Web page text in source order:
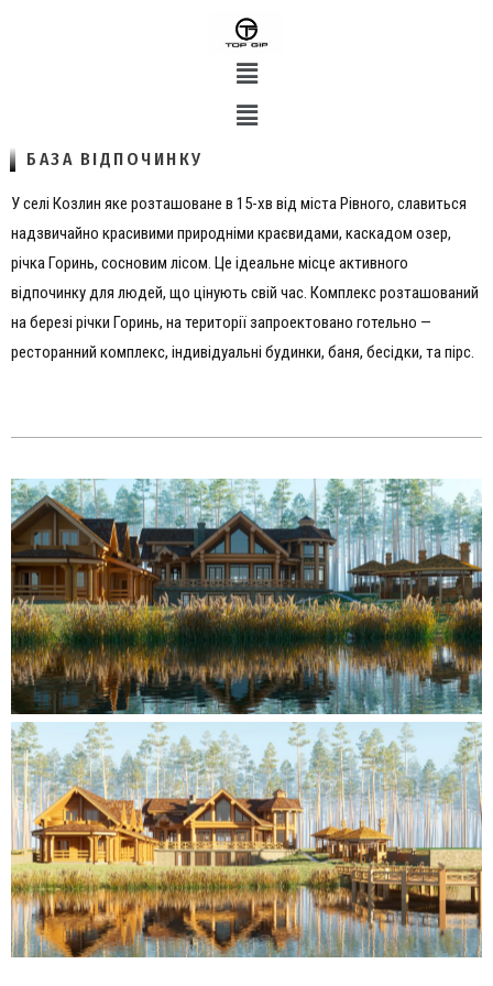
БАЗА ВІДПОЧИНКУ
У селі Козлин яке розташоване в 15-хв від міста Рівного, славиться
надзвичайно красивими природніми краєвидами, каскадом озер,
річка Горинь, сосновим лісом. Це ідеальне місце активного
відпочинку для людей, що цінують свій час. Комплекс розташований
на березі річки Горинь, на території запроектовано готельно —
ресторанний комплекс, індивідуальні будинки, баня, бесідки, та пірс.